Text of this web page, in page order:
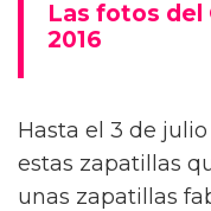
Las fotos del
2016
Hasta el 3 de
estas zapatillas
unas zapatillas